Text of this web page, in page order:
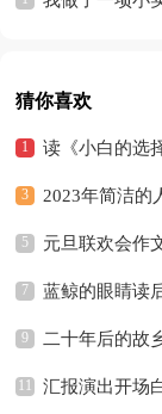
猜你喜欢
读《小白的选
2023年简洁的
好句摘录36条
元旦联欢会作
蓝鲸的眼睛读
篇 二十年后的故
15篇汇报演出开场